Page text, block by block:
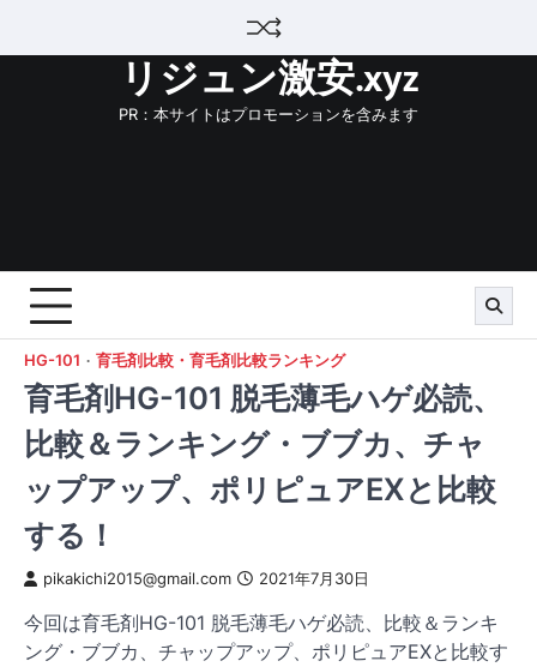
リジュン激安.xyz
PR：本サイトはプロモーションを含みます
HG-101 育毛剤比較・育毛剤比較ランキング
育毛剤HG-101 脱毛薄毛ハゲ必読、
比較＆ランキング・ブブカ、チャ
ップアップ、ポリピュアEXと比較
する！
pikakichi2015@gmail.com 2021年7月30日
今回は育毛剤HG-101 脱毛薄毛ハゲ必読、比較＆ランキ
ング・ブブカ、チャップアップ、ポリピュアEXと比較す